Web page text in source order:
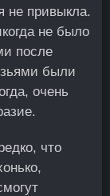
не привыкла.
не было
после
были
очень
что